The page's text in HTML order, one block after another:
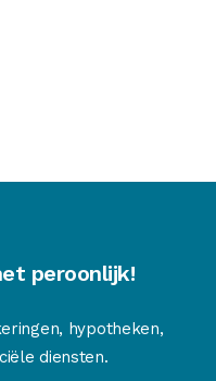
peroonlijk!
hypotheken,
diensten.